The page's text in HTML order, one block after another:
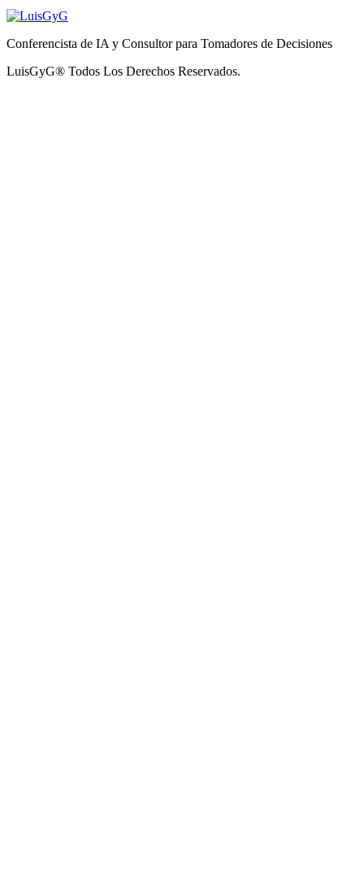
Conferencista de IA y Consultor para Tomadores de Decisiones
LuisGyG® Todos Los Derechos Reservados.